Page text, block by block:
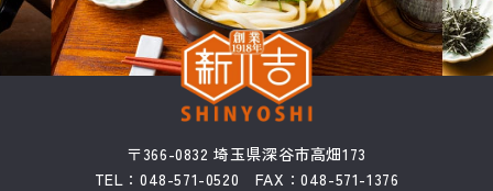
〒366-0832 埼玉県深谷市高畑173
TEL：048-571-0520 FAX：048-571-1376